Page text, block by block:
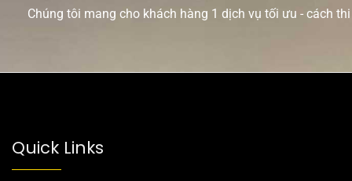
Chúng tôi mang cho khách hàng 1 dịch vụ tối ưu - cách
Quick Links